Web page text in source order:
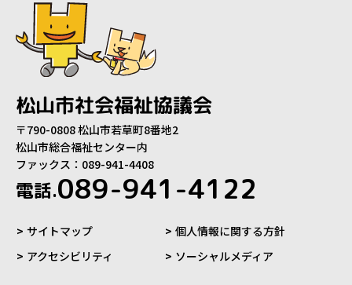
松山市社会福祉協議会
〒790-0808 松山市若草町8番地2
松山市総合福祉センター内
ファックス：089-941-4408
電話.089-941-4122
サイトマップ
個人情報に関する方針
アクセシビリティ
ソーシャルメディア